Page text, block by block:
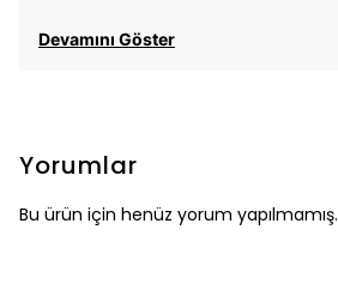
Devamını Göster
Yorumlar
Bu ürün için henüz yorum yapılmamış.